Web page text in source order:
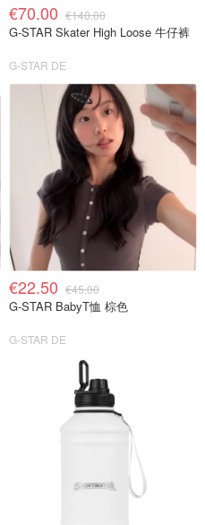
€70.00 €140.00
G-STAR Skater High Loose 牛仔裤
G-STAR DE
€22.50 €45.00
G-STAR BabyT恤 棕色
G-STAR DE